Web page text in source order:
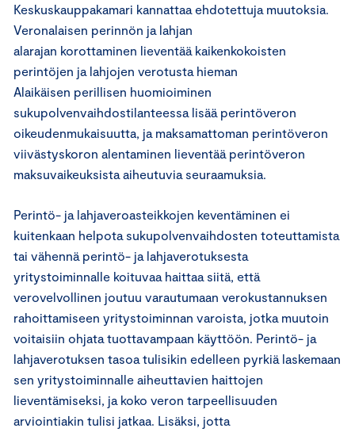
Keskuskauppakamari kannattaa ehdotettuja muutoksia.
Veronalaisen perinnön ja lahjan
alarajan korottaminen lieventää kaikenkokoisten
perintöjen ja lahjojen verotusta hieman
Alaikäisen perillisen huomioiminen
sukupolvenvaihdostilanteessa lisää perintöveron
oikeudenmukaisuutta, ja maksamattoman perintöveron
viivästyskoron alentaminen lieventää perintöveron
maksuvaikeuksista aiheutuvia seuraamuksia.
Perintö- ja lahjaveroasteikkojen keventäminen ei
kuitenkaan helpota sukupolvenvaihdosten toteuttamista
tai vähennä perintö- ja lahjaverotuksesta
yritystoiminnalle koituvaa haittaa siitä, että
verovelvollinen joutuu varautumaan verokustannuksen
rahoittamiseen yritystoiminnan varoista, jotka muutoin
voitaisiin ohjata tuottavampaan käyttöön. Perintö- ja
lahjaverotuksen tasoa tulisikin edelleen pyrkiä laskemaan
sen yritystoiminnalle aiheuttavien haittojen
lieventämiseksi, ja koko veron tarpeellisuuden
arviointiakin tulisi jatkaa. Lisäksi, jotta